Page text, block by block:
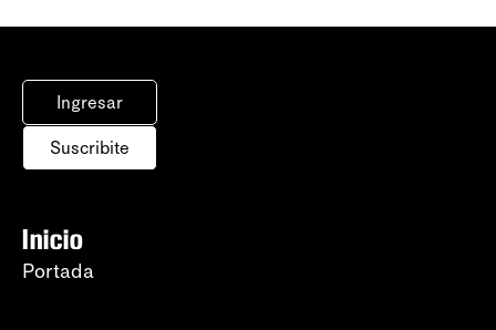
Ingresar
Suscribite
Inicio
Portada